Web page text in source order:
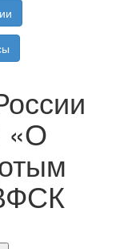
«О